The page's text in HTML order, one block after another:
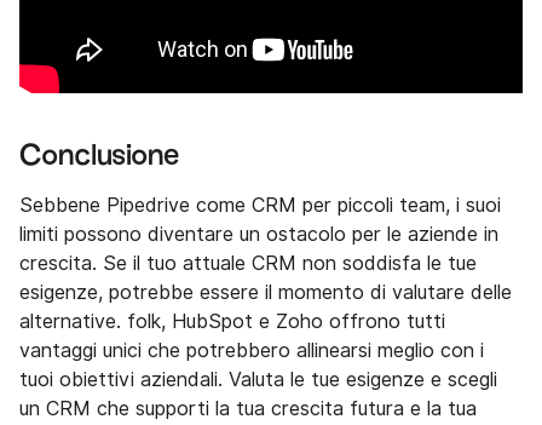
Conclusione
Sebbene Pipedrive come CRM per piccoli team, i suoi
limiti possono diventare un ostacolo per le aziende in
crescita. Se il tuo attuale CRM non soddisfa le tue
esigenze, potrebbe essere il momento di valutare delle
alternative. folk, HubSpot e Zoho offrono tutti
vantaggi unici che potrebbero allinearsi meglio con i
tuoi obiettivi aziendali. Valuta le tue esigenze e scegli
un CRM che supporti la tua crescita futura e la tua